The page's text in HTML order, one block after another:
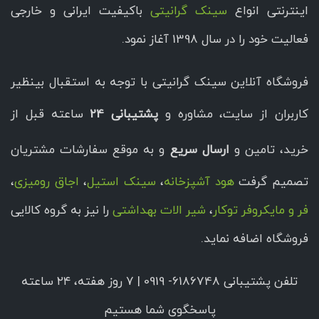
اینترنتی انواع سینک گرانیتی باکیفیت ایرانی و خارجی
فعالیت خود را در سال 1398 آغاز نمود.
فروشگاه آنلاین سینک گرانیتی با توجه به استقبال بینظیر
کاربران از سایت، مشاوره وپشتیبانی 24 ساعته قبل از
خرید، تامین و ارسال سریع و به موقع سفارشات مشتریان
تصمیم گرفتهود آشپزخانه، سینک استیل، اجاق رومیزی،
فر و مایکروفر توکار، شیر الات بهداشتی را نیز به گروه کالایی
فروشگاه اضافه نماید.
تلفن پشتیبانی 6186748- 0919 | ۷ روز هفته، ۲۴ ساعته
پاسخگوی شما هستیم